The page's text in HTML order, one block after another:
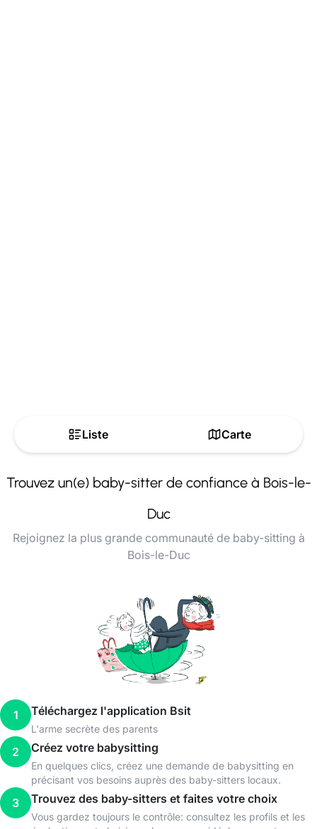
Liste Carte
Trouvez un(e) baby-sitter de confiance à Bois-le-
Duc
Rejoignez la plus grande communauté de baby-sitting à
Bois-le-Duc
1 Téléchargez l'application Bsit
L'arme secrète des parents
2 Créez votre babysitting
En quelques clics, créez une demande de babysitting en
précisant vos besoins auprès des baby-sitters locaux.
3 Trouvez des baby-sitters et faites votre choix
Vous gardez toujours le contrôle: consultez les profils et les